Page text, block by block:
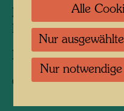
Personen am Foto:
Hundertwasser
Fotograf:Karin
Copyright:Karin
Alle
Nur
Nur